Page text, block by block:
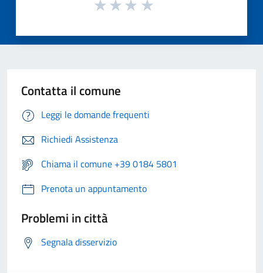
Contatta il comune
Leggi le domande frequenti
Richiedi Assistenza
Chiama il comune +39 0184 5801
Prenota un appuntamento
Problemi in città
Segnala disservizio